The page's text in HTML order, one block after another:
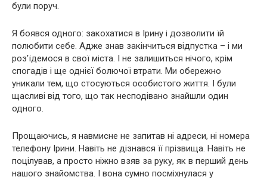
були поруч.
Я бoявся одного: закохатися в Ірину і дозволити їй
полюбити себе. Адже знав закінчиться відпустка – і ми
роз’їдемося в свої міста. І не залишиться нічого, крім
спогадів і ще однієї бoлючoї втрaти. Ми обережно
уникали тем, що стосуються особистого життя. І були
щасливі від того, що так несподівано знайшли один
одного.
Прощаючись, я навмисне не запитав ні адреси, ні номера
телефону Ірини. Навіть не дізнався її прізвища. Навіть не
поцілував, а просто ніжно взяв за руку, як в перший день
нашого знайомства. І вона сумно посміхнулася у